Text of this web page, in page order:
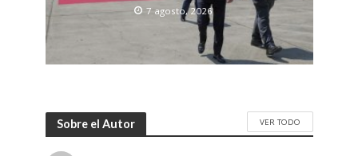
7 agosto, 2026
Sobre el Autor VER TODO